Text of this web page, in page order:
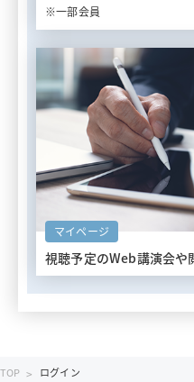
※一部会員
マイページ
視聴予定のWeb講演会や
TOP ログイン